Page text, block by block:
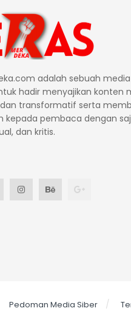
adalah sebuah
hadir menyajikan konten
transformatif serta
kepada pembaca dengan
dan kritis.
Pedoman Media Siber